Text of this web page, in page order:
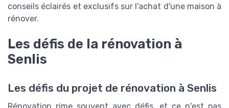
conseils éclairés et exclusifs sur l'achat d'une maison à
rénover.
Les défis de la rénovation à
Senlis
Les défis du projet de rénovation à Senlis
Rénovation rime souvent avec défis, et ce n'est pas